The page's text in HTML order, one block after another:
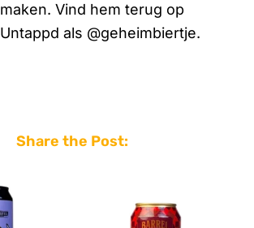
maken. Vind hem terug op
Untappd als @geheimbiertje.
Share the Post: